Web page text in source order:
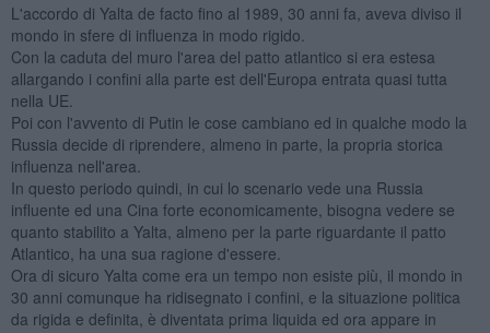
L'accordo di Yalta de facto fino al 1989, 30 anni fa, aveva diviso il
mondo in sfere di influenza in modo rigido.
Con la caduta del muro l'area del patto atlantico si era estesa
allargando i confini alla parte est dell'Europa entrata quasi tutta
nella UE.
Poi con l'avvento di Putin le cose cambiano ed in qualche modo la
Russia decide di riprendere, almeno in parte, la propria storica
influenza nell'area.
In questo periodo quindi, in cui lo scenario vede una Russia
influente ed una Cina forte economicamente, bisogna vedere se
quanto stabilito a Yalta, almeno per la parte riguardante il patto
Atlantico, ha una sua ragione d'essere.
Ora di sicuro Yalta come era un tempo non esiste più, il mondo in
30 anni comunque ha ridisegnato i confini, e la situazione politica
da rigida e definita, è diventata prima liquida ed ora appare in